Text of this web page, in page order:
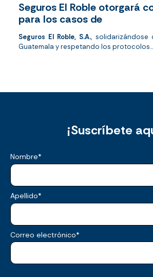
Seguros El Roble otorgará
para los casos de
Seguros El Roble, S.A.,
Guatemala y respetando los protocolos...
¡Suscríbete
Nombre*
Apellido*
Correo electrónico*